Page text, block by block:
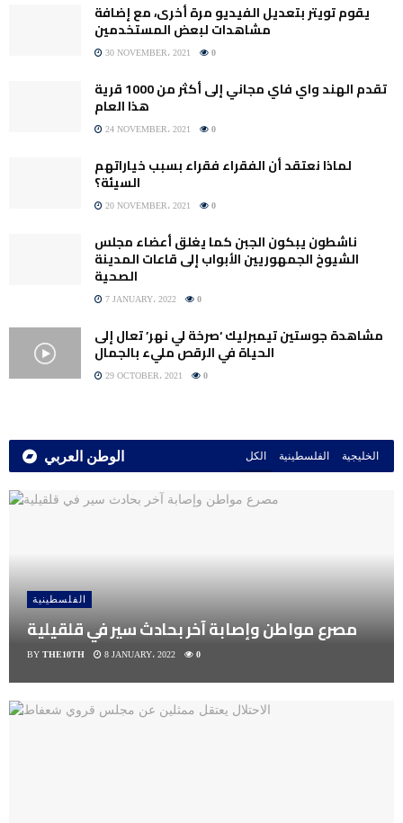
يقوم تويتر بتعديل الفيديو مرة أخرى، مع إضافة
مشاهدات لبعض المستخدمين
30 NOVEMBER، 2021 0
تقدم الهند واي فاي مجاني إلى أكثر من 1000 قرية
هذا العام
24 NOVEMBER، 2021 0
لماذا نعتقد أن الفقراء فقراء بسبب خياراتهم
السيئة؟
20 NOVEMBER، 2021 0
ناشطون يبكون الجبن كما يغلق أعضاء مجلس
الشيوخ الجمهوريين الأبواب إلى قاعات المدينة
الصحية
7 JANUARY، 2022 0
مشاهدة جوستين تيمبرليك ‘صرخة لي نهر’ تعال إلى
الحياة في الرقص مليء بالجمال
29 OCTOBER، 2021 0
الوطن العربي الكل الفلسطينية الخليجية
الفلسطينية
مصرع مواطن وإصابة آخر بحادث سير في قلقيلية
BY THE10TH 8 JANUARY، 2022 0